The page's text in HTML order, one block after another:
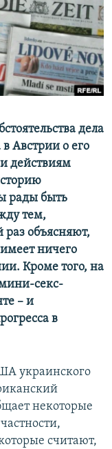
дела
Австрии о его
действиям
рады быть
тем,
объясняют,
ничего
Кроме того, на
секс-
– и
в
украинского
некоторые
считают,